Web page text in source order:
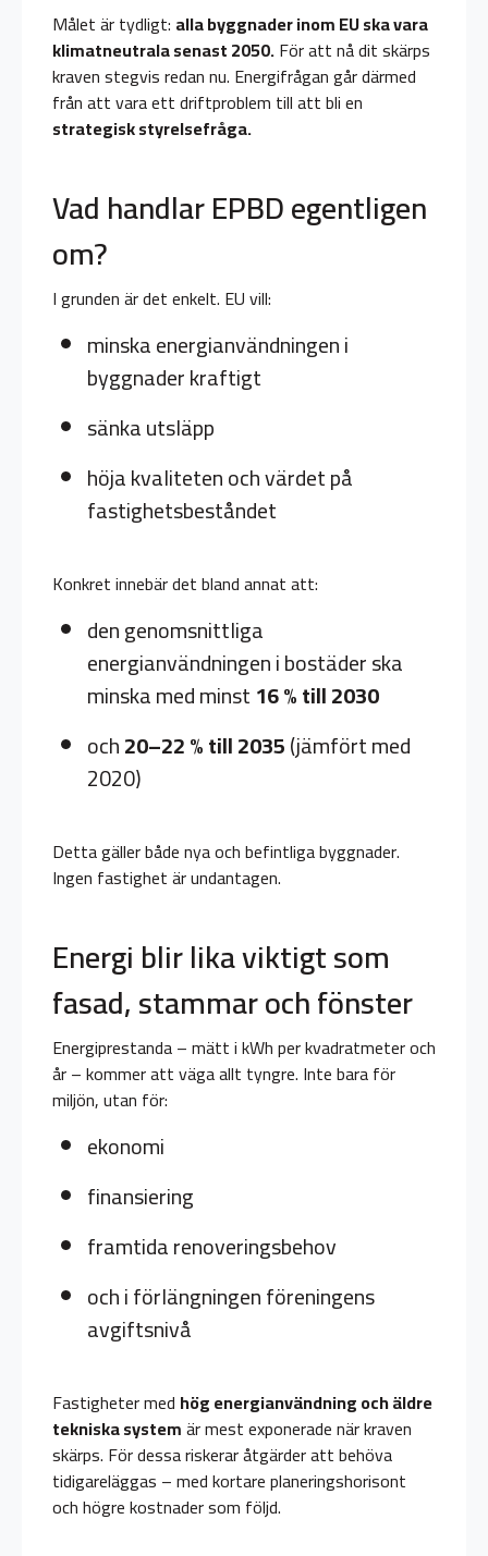
Målet är tydligt: alla byggnader inom EU ska vara
klimatneutrala senast 2050.För att nå dit skärps
kraven stegvis redan nu. Energifrågan går därmed
från att vara ett driftproblem till att bli en
strategisk styrelsefråga.
Vad handlar EPBD egentligen
om?
I grunden är det enkelt. EU vill:
minska energianvändningen i
byggnader kraftigt
sänka utsläpp
höja kvaliteten och värdet på
fastighetsbeståndet
Konkret innebär det bland annat att:
den genomsnittliga
energianvändningen i bostäder ska
minska med minst16 % till 2030
och20–22 % till 2035(jämfört med
2020)
Detta gäller både nya och befintliga byggnader.
Ingen fastighet är undantagen.
Energi blir lika viktigt som
fasad, stammar och fönster
Energiprestanda – mätt i kWh per kvadratmeter och
år – kommer att väga allt tyngre. Inte bara för
miljön, utan för:
ekonomi
finansiering
framtida renoveringsbehov
och i förlängningen föreningens
avgiftsnivå
Fastigheter med hög energianvändning och äldre
tekniska systemär mest exponerade när kraven
skärps. För dessa riskerar åtgärder att behöva
tidigareläggas – med kortare planeringshorisont
och högre kostnader som följd.